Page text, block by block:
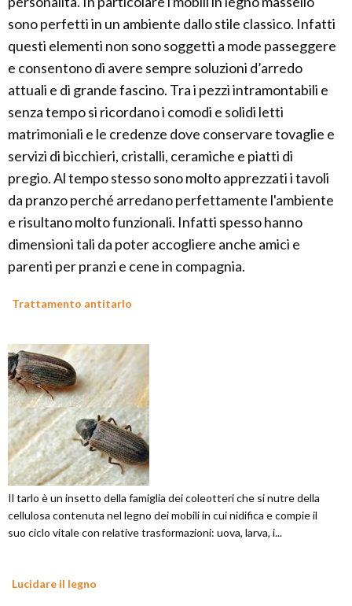
sono perfetti in un ambiente dallo stile classico. Infatti
questi elementi non sono soggetti a mode passeggere
e consentono di avere sempre soluzioni d’arredo
attuali e di grande fascino. Tra i pezzi intramontabili e
senza tempo si ricordano i comodi e solidi letti
matrimoniali e le credenze dove conservare tovaglie e
servizi di bicchieri, cristalli, ceramiche e piatti di
pregio. Al tempo stesso sono molto apprezzati i tavoli
da pranzo perché arredano perfettamente l'ambiente
e risultano molto funzionali. Infatti spesso hanno
dimensioni tali da poter accogliere anche amici e
parenti per pranzi e cene in compagnia.
Trattamento antitarlo
Il tarlo è un insetto della famiglia dei coleotteri che si nutre della
cellulosa contenuta nel legno dei mobili in cui nidifica e compie il
suo ciclo vitale con relative trasformazioni: uova, larva, i...
Lucidare il legno